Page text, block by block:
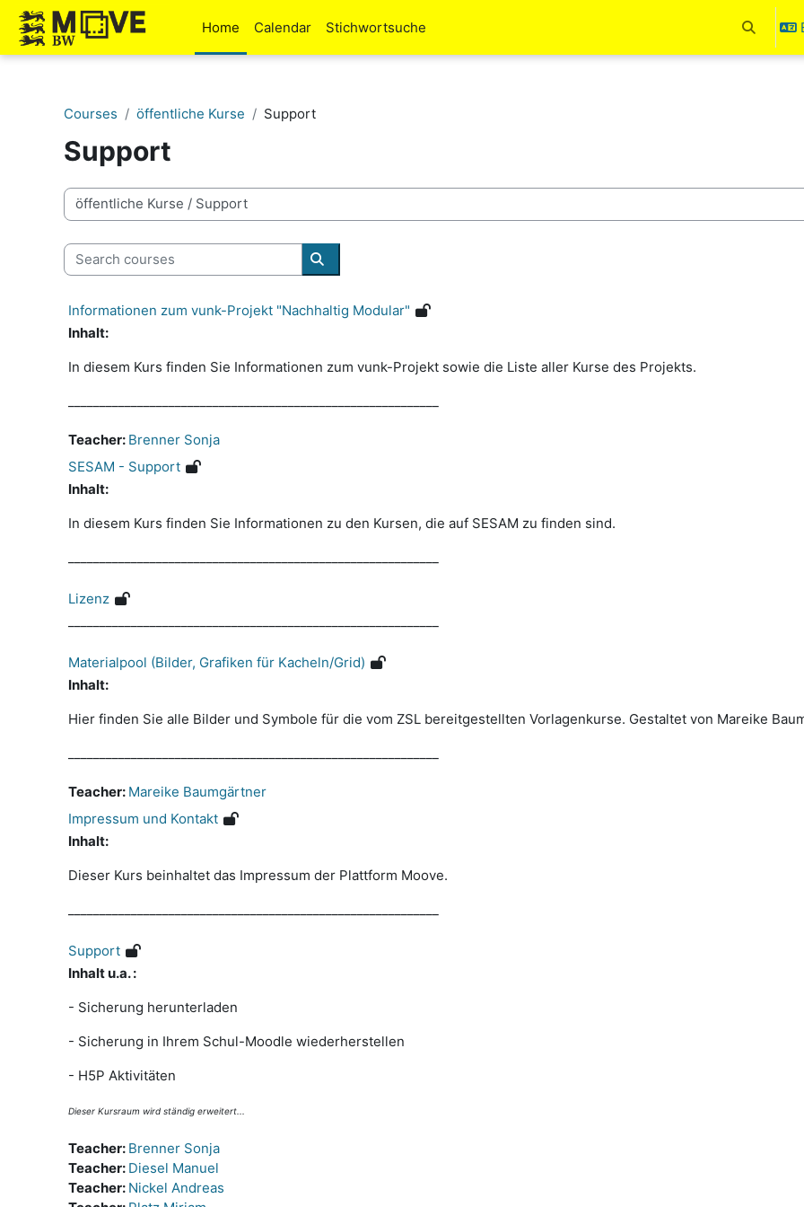
Skip to main content
Home
Calendar Stichwortsuche Toggle
Courses öffentliche Kurse Support
Support
Course categories
Search courses
Search courses
Informationen zum vunk-Projekt "Nachhaltig Modular"
Inhalt:
In diesem Kurs finden Sie Informationen zum vunk-Projekt sowie die Liste aller Kurse des Projekts.
Teacher: Brenner Sonja
SESAM - Support
Inhalt:
In diesem Kurs finden Sie Informationen zu den Kursen, die auf SESAM zu finden sind.
Lizenz
Materialpool (Bilder, Grafiken für Kacheln/Grid)
Inhalt:
Hier finden Sie alle Bilder und Symbole für die vom ZSL bereitgestellten Vorlagenkurse. Gestaltet von Mareike
Teacher: Mareike Baumgärtner
Impressum und Kontakt
Inhalt:
Dieser Kurs beinhaltet das Impressum der Plattform Moove.
Support
Inhalt u.a. :
- Sicherung herunterladen
- Sicherung in Ihrem Schul-Moodle wiederherstellen
- H5P Aktivitäten
Dieser Kursraum wird ständig erweitert...
Teacher: Brenner Sonja
Teacher: Diesel Manuel
Teacher: Nickel Andreas